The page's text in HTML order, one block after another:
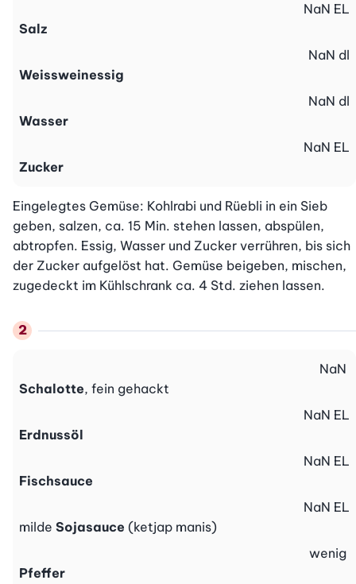
Salz
NaN EL
Weissweinessig
NaN dl
Wasser
NaN dl
Zucker
NaN EL
Eingelegtes Gemüse: Kohlrabi und Rüebli in ein Sieb
geben, salzen, ca. 15 Min. stehen lassen, abspülen,
abtropfen. Essig, Wasser und Zucker verrühren, bis sich
der Zucker aufgelöst hat. Gemüse beigeben, mischen,
zugedeckt im Kühlschrank ca. 4 Std. ziehen lassen.
Schalotte, fein gehackt
NaN
Erdnussöl
NaN EL
Fischsauce
NaN EL
milde Sojasauce (ketjap manis)
NaN EL
Pfeffer
wenig